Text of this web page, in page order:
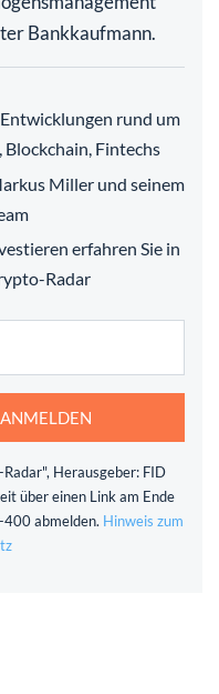
Bankkaufmann.
rund um
Fintechs
Miller und seinem
erfahren Sie in
Radar
Herausgeber: FID
über einen Link am Ende
abmelden. Hinweis zum